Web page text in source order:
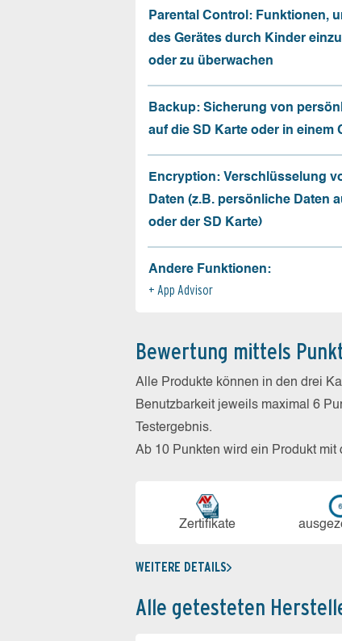
Parental Control: Funktionen,
des Gerätes durch Kinder
oder zu überwachen
Backup: Sicherung von
auf die SD Karte oder in einem
Encryption: Verschlüsselung
Daten (z.B. persönliche Daten
oder der SD Karte)
Andere Funktionen:
App Advisor
Bewertung mittels
Alle Produkte können in den drei
Benutzbarkeit jeweils maximal 6
Testergebnis.
Ab 10 Punkten wird ein Produkt
Zerti­fikate
WEITERE DETAILS
Alle getesteten